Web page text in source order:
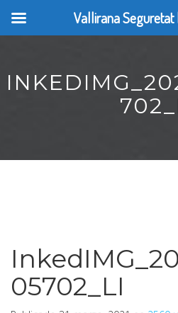
05702_LI
Vallirana Seguretat